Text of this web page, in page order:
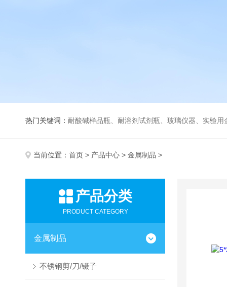
热门关键词： 耐酸碱样品瓶、耐溶剂试剂瓶、玻璃仪器、实验
当前位置： 首页 > 产品中心 > 金属制品 >
产品分类
PRODUCT CATEGORY
金属制品
不锈钢剪/刀/镊子